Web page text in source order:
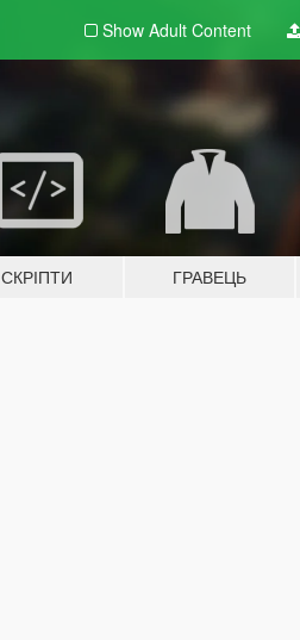
Show Adult Content
СКРІПТИ ГРАВЕЦЬ